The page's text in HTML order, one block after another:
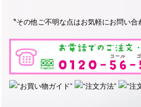
〝その他ご不明な点はお気軽にお問い合